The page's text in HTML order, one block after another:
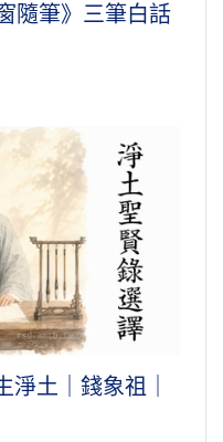
隨筆》三筆白話
土｜錢象祖｜